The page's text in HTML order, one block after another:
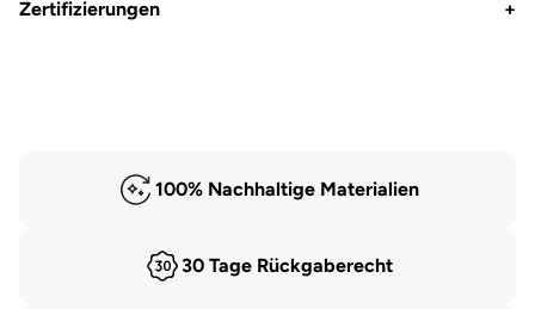
Zertifizierungen +
100% Nachhaltige Materialien
30 Tage Rückgaberecht